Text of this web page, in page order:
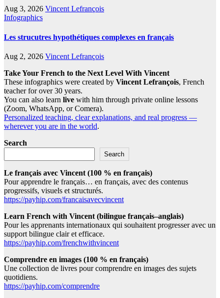
Aug 3, 2026 Vincent Lefrançois
Infographics
Les strucutres hypothétiques complexes en français
Aug 2, 2026 Vincent Lefrançois
Take Your French to the Next Level With Vincent
These infographics were created by Vincent Lefrançois, French
teacher for over 30 years.
You can also learn live with him through private online lessons
(Zoom, WhatsApp, or Comera).
Personalized teaching, clear explanations, and real progress —
wherever you are in the world.
Search
Search
Le français avec Vincent (100 % en français)
Pour apprendre le français… en français, avec des contenus
progressifs, visuels et structurés.
https://payhip.com/francaisavecvincent
Learn French with Vincent (bilingue français–anglais)
Pour les apprenants internationaux qui souhaitent progresser avec un
support bilingue clair et efficace.
https://payhip.com/frenchwithvincent
Comprendre en images (100 % en français)
Une collection de livres pour comprendre en images des sujets
quotidiens.
https://payhip.com/comprendre